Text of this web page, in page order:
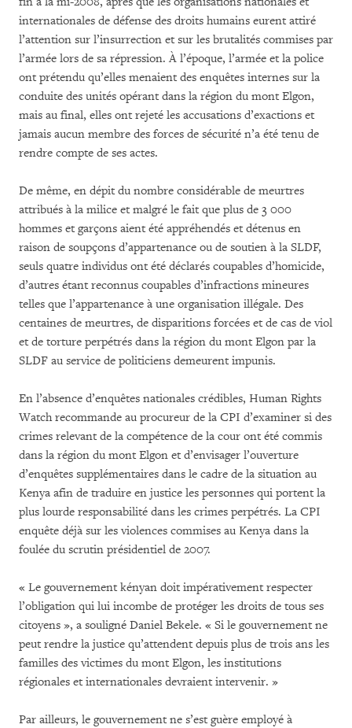
internationales de défense des droits humains eurent attiré
l’attention sur l’insurrection et sur les brutalités commises par
l’armée lors de sa répression. À l’époque, l’armée et la police
ont prétendu qu’elles menaient des enquêtes internes sur la
conduite des unités opérant dans la région du mont Elgon,
mais au final, elles ont rejeté les accusations d’exactions et
jamais aucun membre des forces de sécurité n’a été tenu de
rendre compte de ses actes.
De même, en dépit du nombre considérable de meurtres
attribués à la milice et malgré le fait que plus de 3 000
hommes et garçons aient été appréhendés et détenus en
raison de soupçons d’appartenance ou de soutien à la SLDF,
seuls quatre individus ont été déclarés coupables d’homicide,
d’autres étant reconnus coupables d’infractions mineures
telles que l’appartenance à une organisation illégale. Des
centaines de meurtres, de disparitions forcées et de cas de viol
et de torture perpétrés dans la région du mont Elgon par la
SLDF au service de politiciens demeurent impunis.
En l’absence d’enquêtes nationales crédibles, Human Rights
Watch recommande au procureur de la CPI d’examiner si des
crimes relevant de la compétence de la cour ont été commis
dans la région du mont Elgon et d’envisager l’ouverture
d’enquêtes supplémentaires dans le cadre de la situation au
Kenya afin de traduire en justice les personnes qui portent la
plus lourde responsabilité dans les crimes perpétrés. La CPI
enquête déjà sur les violences commises au Kenya dans la
foulée du scrutin présidentiel de 2007.
« Le gouvernement kényan doit impérativement respecter
l’obligation qui lui incombe de protéger les droits de tous ses
citoyens », a souligné Daniel Bekele. « Si le gouvernement ne
peut rendre la justice qu’attendent depuis plus de trois ans les
familles des victimes du mont Elgon, les institutions
régionales et internationales devraient intervenir. »
Par ailleurs, le gouvernement ne s’est guère employé à